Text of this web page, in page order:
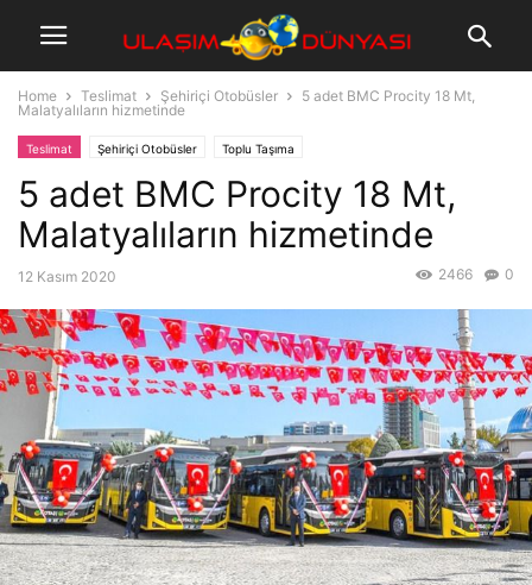
Home Teslimat Şehiriçi Otobüsler
5 adet BMC Procity 18 Mt,
Malatyalıların hizmetinde
Teslimat Şehiriçi Otobüsler Toplu Taşıma
5 adet BMC Procity 18 Mt,
Malatyalıların hizmetinde
12 Kasım 2020 0
2466